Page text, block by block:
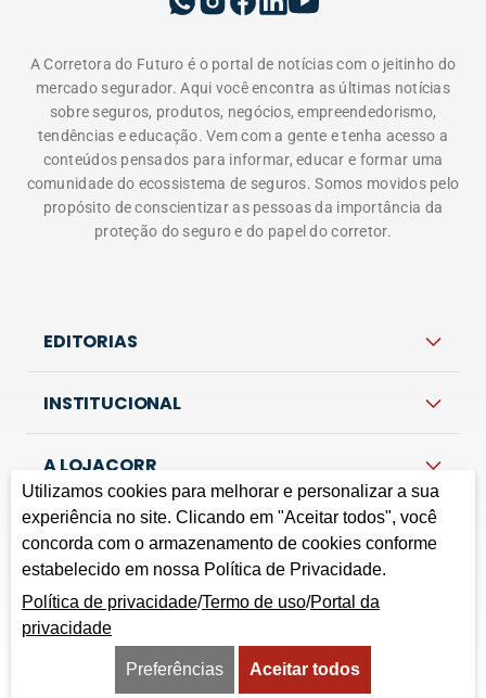
A Corretora do Futuro é o portal de notícias com o jeitinho do
mercado segurador. Aqui você encontra as últimas notícias
sobre seguros, produtos, negócios, empreendedorismo,
tendências e educação. Vem com a gente e tenha acesso a
conteúdos pensados para informar, educar e formar uma
comunidade do ecossistema de seguros. Somos movidos pelo
propósito de conscientizar as pessoas da importância da
proteção do seguro e do papel do corretor.
EDITORIAS
INSTITUCIONAL
A LOJACORR
Corretora do Futuro © 2026 Todos os direitos
reservados.
Política de privacidadeTermos de UsoFale Conosco
Utilizamos cookies para melhorar e personalizar a sua
experiência no site. Clicando em "Aceitar todos", você
concorda com o armazenamento de cookies conforme
estabelecido em nossa Política de Privacidade.
Política de privacidade/Termo de uso/Portal da
privacidade
Preferências Aceitar todos